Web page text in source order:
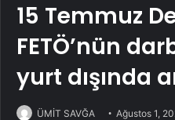
15 Temmuz
FETÖ’nün
yurt dışında
ÜMİT SAVĞA Ağustos 1,